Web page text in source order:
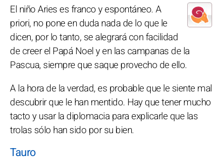
El niño Aries es franco y espontáneo. A
priori, no pone en duda nada de lo que le
dicen, por lo tanto, se alegrará con facilidad
de creer el Papá Noel y en las campanas de la
Pascua, siempre que saque provecho de ello.
A la hora de la verdad, es probable que le siente mal
descubrir que le han mentido. Hay que tener mucho
tacto y usar la diplomacia para explicarle que las
trolas sólo han sido por su bien.
Tauro